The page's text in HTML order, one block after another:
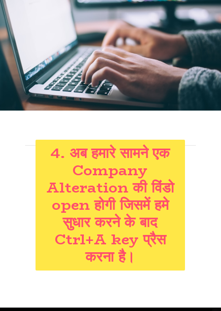
4. अब हमारे सामने एक
Company
Alteration की विंडो
open होगी जिसमें हमे
सुधार करने के बाद
Ctrl+A key प्रैस
करना है।